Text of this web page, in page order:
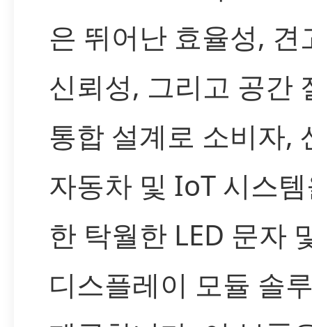
은 뛰어난 효율성, 견
신뢰성, 그리고 공간
통합 설계로 소비자,
자동차 및 IoT 시스
한 탁월한 LED 문자
디스플레이 모듈 솔